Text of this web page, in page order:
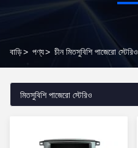
বাড়ি> পণ্য> চীন মিতসুবিশি পাজেরো স্টেরিও
মিতসুবিশি পাজেরো স্টেরিও